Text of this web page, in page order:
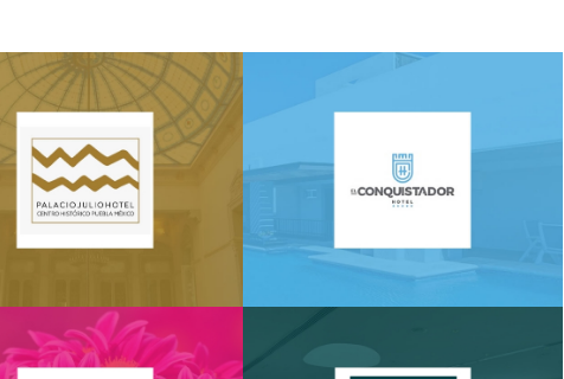
Palacio Julio Hotel Hotel El Conquistador